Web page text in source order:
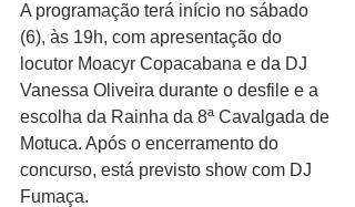
A programação terá início no sábado
(6), às 19h, com apresentação do
locutor Moacyr Copacabana e da DJ
Vanessa Oliveira durante o desfile e a
escolha da Rainha da 8ª Cavalgada de
Motuca. Após o encerramento do
concurso, está previsto show com DJ
Fumaça.